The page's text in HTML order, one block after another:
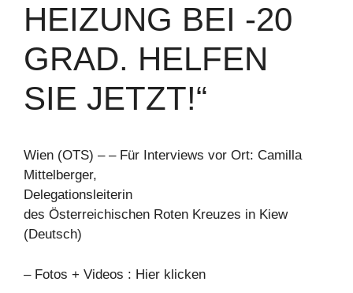
HEIZUNG BEI -20
GRAD. HELFEN
SIE JETZT!“
Wien (OTS) – – Für Interviews vor Ort: Camilla
Mittelberger,
Delegationsleiterin
des Österreichischen Roten Kreuzes in Kiew
(Deutsch)
– Fotos + Videos : Hier klicken